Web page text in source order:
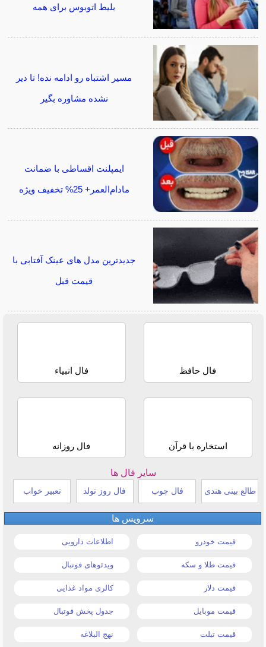
بلیط اتوبوس برای همه
مسیر اشتباه رو ادامه نده! تا دیر
نشده مشاوره بگیر
ایمپلنت اقساطی با ضمانت
مادام‌العمر+ 25% تخفیف ویژه
جدیدترین مدل های عینک آفتابی با
قیمت قبل
فال حافظ فال انبیاء
استخاره با قرآن فال روزانه
سایر فال ها
طالع بینی هندی فال چوب فال روز تولد تعبیر خواب
سرویس ها
قیمت خودرو اطلاعات دارویی
قیمت طلا و سکه ویدئوهای فوتبال
قیمت دلار کالری مواد غذایی
قیمت موبایل جدول پخش فوتبال
قیمت تبلت نهج البلاغه